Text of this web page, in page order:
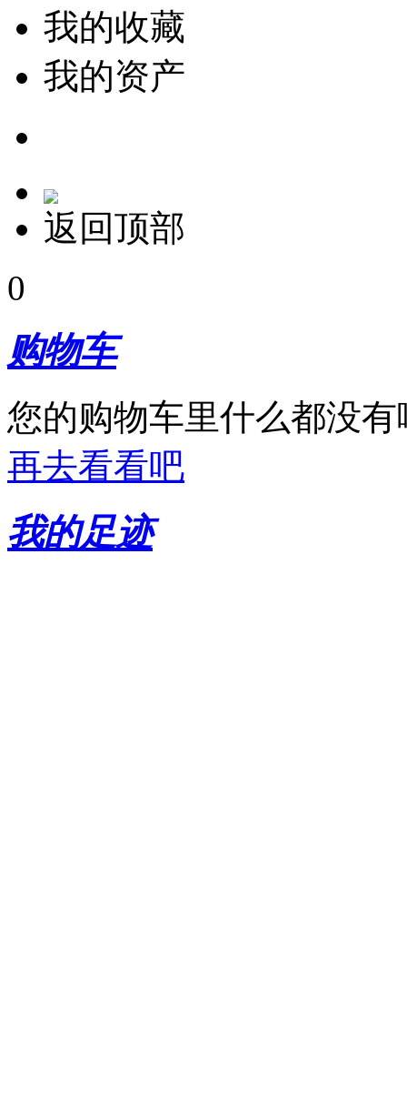
我的收藏
我的资产
返回顶部
0
购物车
您的购物车里什么都没有
再去看看吧
我的足迹